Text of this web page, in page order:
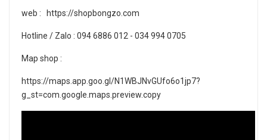
web : https://shopbongzo.com
Hotline / Zalo : 094 6886 012 - 034 994 0705
Map shop :
https://maps.app.goo.gl/N1WBJNvGUfo6o1jp7?
g_st=com.google.maps.preview.copy